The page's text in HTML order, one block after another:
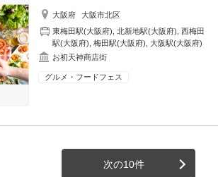
大阪府
大阪市北区
東梅田駅(大阪府),北新地駅(大阪府),西梅田
駅(大阪府),梅田駅(大阪府),大阪駅(大阪府)
お初天神商店街
グルメ・フードフェス
次の10件